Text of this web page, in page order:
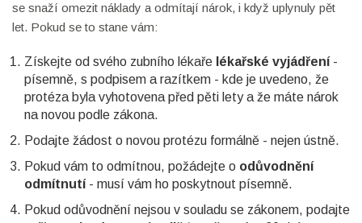
se snaží omezit náklady a odmítají nárok, i když uplynuly pět
let. Pokud se to stane vám:
Získejte od svého zubního lékaře lékařské vyjádření-
písemně, s podpisem a razítkem - kde je uvedeno, že
protéza byla vyhotovena před pěti lety a že máte nárok
na novou podle zákona.
Podajte žádost o novou protézu formálně - nejen ústně.
Pokud vám to odmítnou, požádejte o odůvodnění
odmítnutí- musí vám ho poskytnout písemně.
Pokud odůvodnění nejsou v souladu se zákonem, podajte